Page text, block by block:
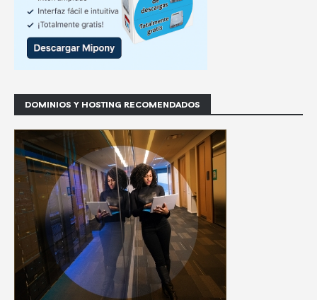
DOMINIOS Y HOSTING RECOMENDADOS